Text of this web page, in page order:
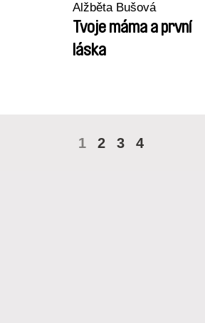
Alžběta Bušová
Tvoje máma a první
láska
1 2 3 4